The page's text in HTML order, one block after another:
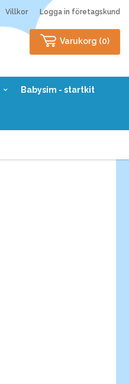
Villkor Logga in företagskund
Varukorg (0)
Babysim - startkit